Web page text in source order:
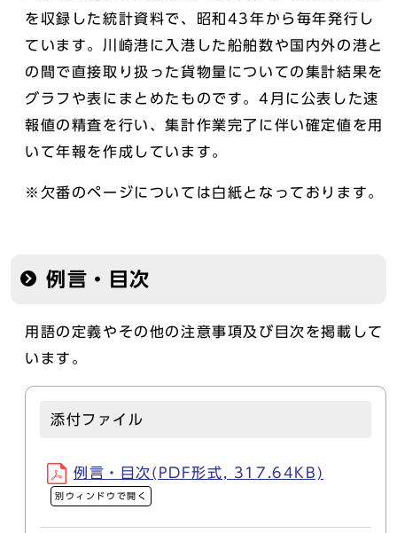
を収録した統計資料で、昭和43年から毎年発行し
ています。川崎港に入港した船舶数や国内外の港と
の間で直接取り扱った貨物量についての集計結果を
グラフや表にまとめたものです。4月に公表した速
報値の精査を行い、集計作業完了に伴い確定値を用
いて年報を作成しています。
※欠番のページについては白紙となっております。
例言・目次
用語の定義やその他の注意事項及び目次を掲載して
います。
添付ファイル
例言・目次(PDF形式, 317.64KB)
別ウィンドウで開く